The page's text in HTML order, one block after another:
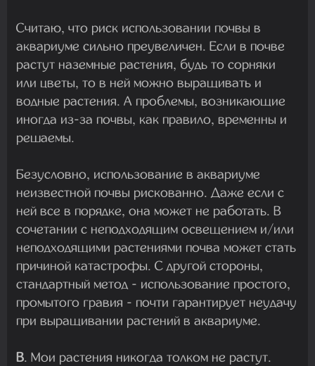
Считаю, что риск использовании почвы в
аквариуме сильно преувеличен. Если в почве
растут наземные растения, будь то сорняки
или цветы, то в ней можно выращивать и
водные растения. А проблемы, возникающие
иногда из-за почвы, как правило, временны и
решаемы.
Безусловно, использование в аквариуме
неизвестной почвы рискованно. Даже если с
ней все в порядке, она может не работать. В
сочетании с неподходящим освещением и/или
неподходящими растениями почва может стать
причиной катастрофы. С другой стороны,
стандартный метод - использование простого,
промытого гравия - почти гарантирует неудачу
при выращивании растений в аквариуме.
В. Мои растения никогда толком не растут.